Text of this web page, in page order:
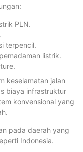
PLN.
terpencil.
listrik.
keselamatan jalan
biaya infrastruktur
konvensional yang
pada daerah yang
Indonesia.